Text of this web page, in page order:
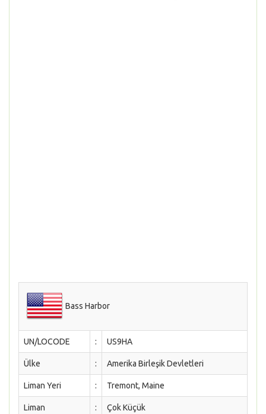
Bass Harbor
UN/LOCODE : US9HA
Ülke : Amerika Birleşik Devletleri
Liman Yeri : Tremont, Maine
Liman
: Çok Küçük